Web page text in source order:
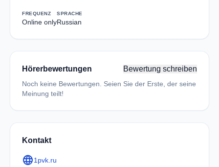
FREQUENZ
Online only
SPRACHE
Russian
Hörerbewertungen Bewertung schreiben
Noch keine Bewertungen. Seien Sie der Erste, der seine
Meinung teilt!
Kontakt
language1pvk.ru